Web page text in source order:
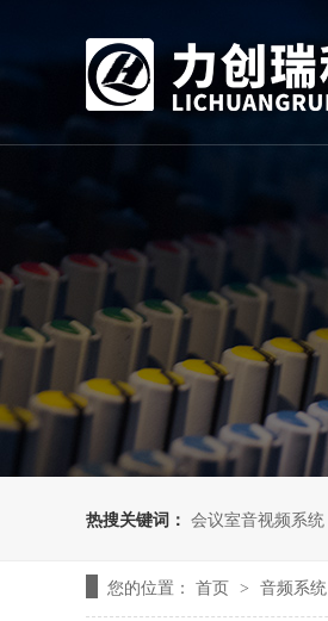
热搜关键词： 会议室音视频系统
您的位置： 首页 > 音频系统